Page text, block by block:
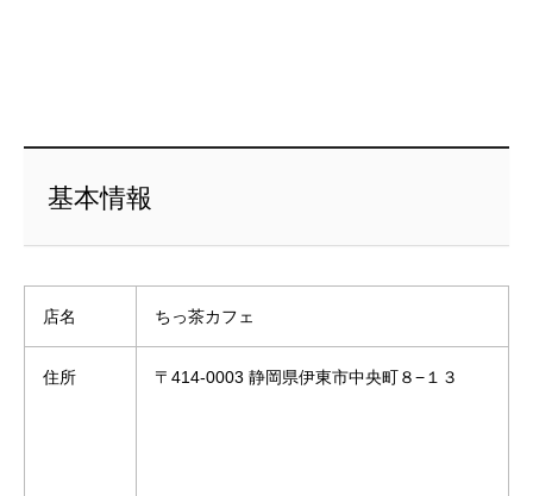
基本情報
店名 ちっ茶カフェ
住所 〒414-0003 静岡県伊東市中央町８−１３